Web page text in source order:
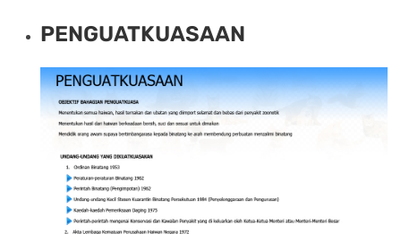
PENGUATKUASAAN